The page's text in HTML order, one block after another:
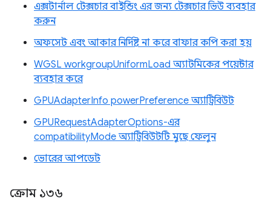
এক্সটার্নাল টেক্সচার বাইন্ডিং এর জন্য টেক্সচার ভিউ ব্যবহার
করুন
অফসেট এবং আকার নির্দিষ্ট না করে বাফার কপি করা হয়
WGSL workgroupUniformLoad অ্যাটমিকের পয়েন্টার
ব্যবহার করে
GPUAdapterInfo powerPreference অ্যাট্রিবিউট
GPURequestAdapterOptions-এর
compatibilityMode অ্যাট্রিবিউটটি মুছে ফেলুন
ভোরের আপডেট
ক্রোম ১৩৬